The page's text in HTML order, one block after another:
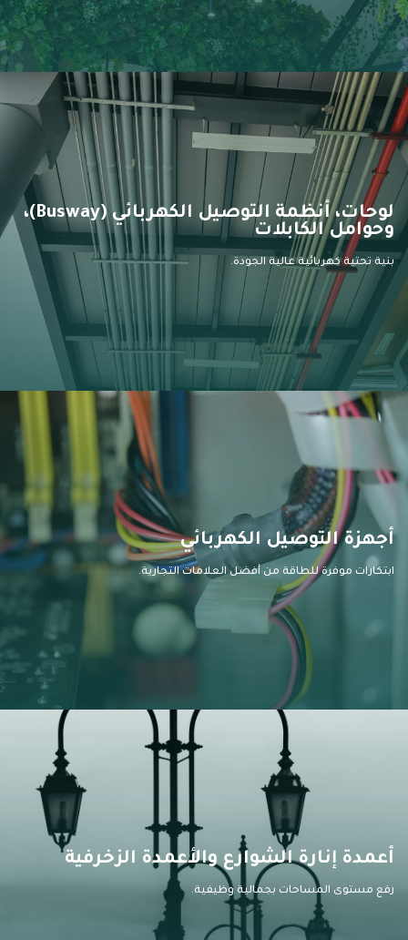
لوحات، أنظمة التوصيل الكهربائي (Busway)،
وحوامل الكابلات
بنية تحتية كهربائية عالية الجودة.
أجهزة التوصيل الكهربائي
ابتكارات موفرة للطاقة من أفضل العلامات التجارية.
أعمدة إنارة الشوارع والأعمدة الزخرفية
رفع مستوى المساحات بجمالية وظيفية.